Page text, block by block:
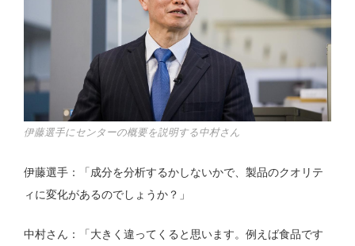
伊藤選手にセンターの概要を説明する中村さん
伊藤選手：「成分を分析するかしないかで、製品のクオリテ
ィに変化があるのでしょうか？」
中村さん：「大きく違ってくると思います。例えば食品です